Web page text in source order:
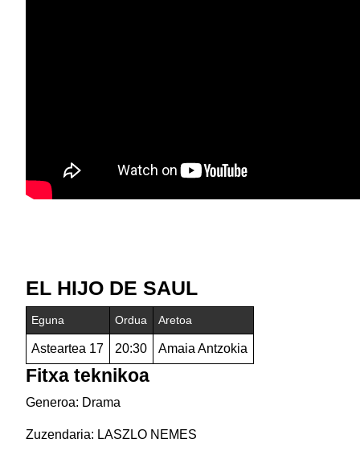
EL HIJO DE SAUL
Eguna Ordua Aretoa
Asteartea 17 20:30 Amaia Antzokia
Fitxa teknikoa
Generoa: Drama
Zuzendaria: LASZLO NEMES